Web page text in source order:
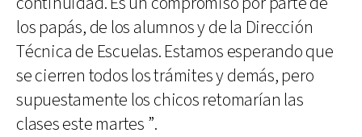
los papás, de los alumnos y de la Dirección
Técnica de Escuelas. Estamos esperando que
se cierren todos los trámites y demás, pero
supuestamente los chicos retomarían las
clases este martes ”.